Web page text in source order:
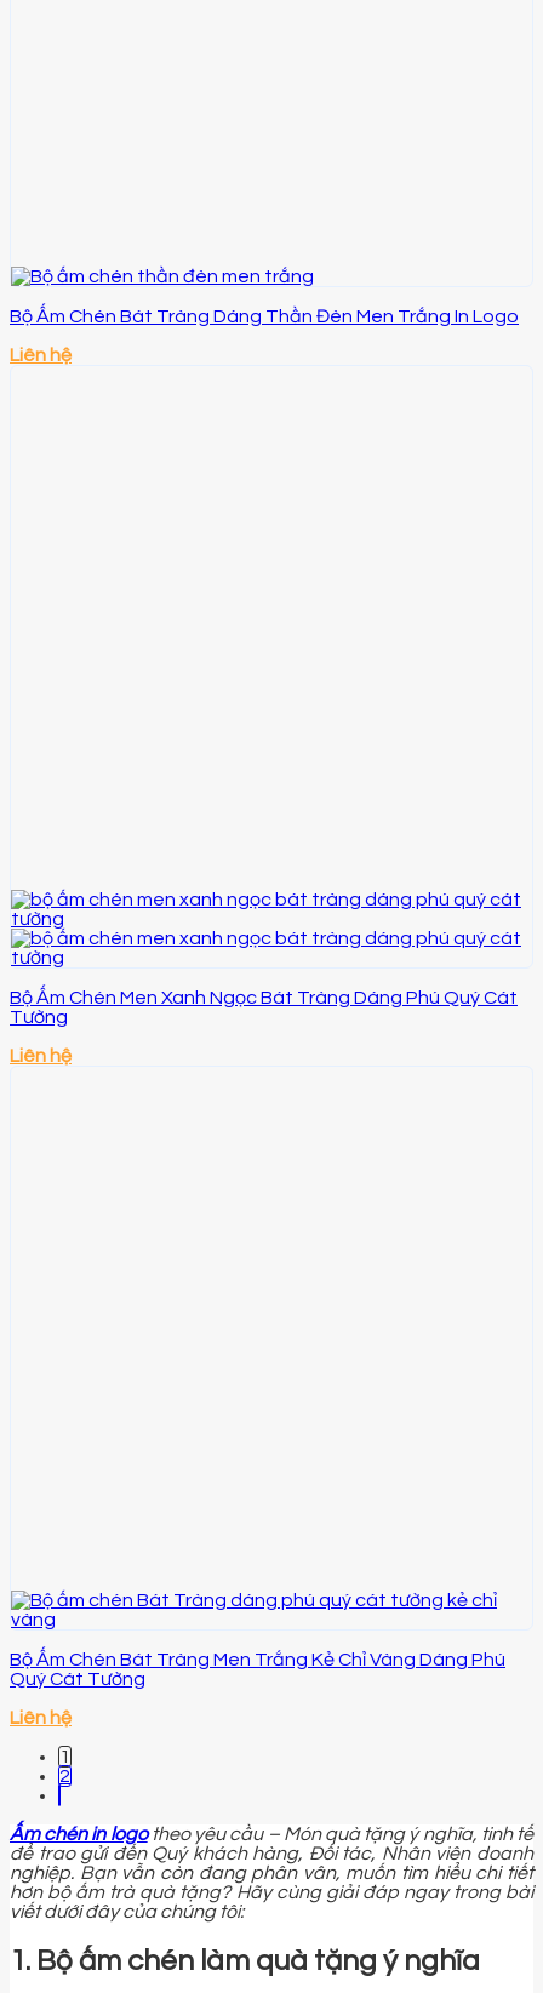
Bộ Ấm Chén Bát Tràng Dáng Thần Đèn Men Trắng In Logo
Liên hệ
Bộ Ấm Chén Men Xanh Ngọc Bát Tràng Dáng Phú Quý Cát
Tường
Liên hệ
Bộ Ấm Chén Bát Tràng Men Trắng Kẻ Chỉ Vàng Dáng Phú
Quý Cát Tường
Liên hệ
1
2
Ấm chén in logotheo yêu cầu – Món quà tặng ý nghĩa, tinh tế
để trao gửi đến Quý khách hàng, Đối tác, Nhân viên doanh
nghiệp. Bạn vẫn còn đang phân vân, muốn tìm hiểu chi tiết
hơn bộ ấm trà quà tặng? Hãy cùng giải đáp ngay trong bài
viết dưới đây của chúng tôi:
1. Bộ ấm chén làm quà tặng ý nghĩa